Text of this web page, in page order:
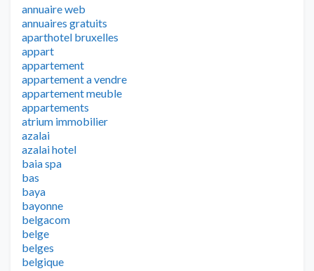
annuaire web
annuaires gratuits
aparthotel bruxelles
appart
appartement
appartement a vendre
appartement meuble
appartements
atrium immobilier
azalai
azalai hotel
baia spa
bas
baya
bayonne
belgacom
belge
belges
belgique